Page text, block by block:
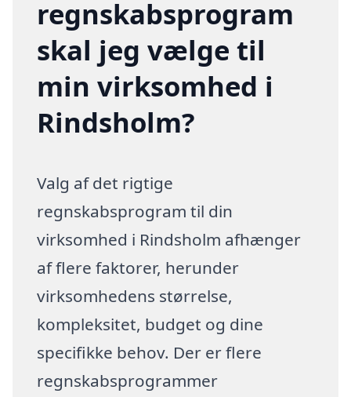
regnskabsprogram
skal jeg vælge til
min virksomhed i
Rindsholm?
Valg af det rigtige
regnskabsprogram til din
virksomhed i Rindsholm afhænger
af flere faktorer, herunder
virksomhedens størrelse,
kompleksitet, budget og dine
specifikke behov. Der er flere
regnskabsprogrammer